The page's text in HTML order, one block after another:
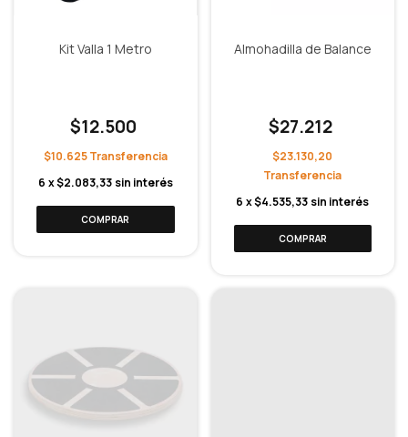
Kit Valla 1 Metro
$12.500
$10.625
6 x$2.083,33 sin interés
Almohadilla de Balance
$27.212
$23.130,20
6 x$4.535,33 sin interés